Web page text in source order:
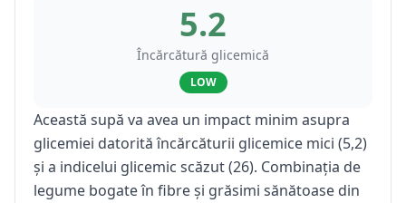
5.2
Încărcătură glicemică
LOW
Această supă va avea un impact minim asupra
glicemiei datorită încărcăturii glicemice mici (5,2)
și a indicelui glicemic scăzut (26). Combinația de
legume bogate în fibre și grăsimi sănătoase din